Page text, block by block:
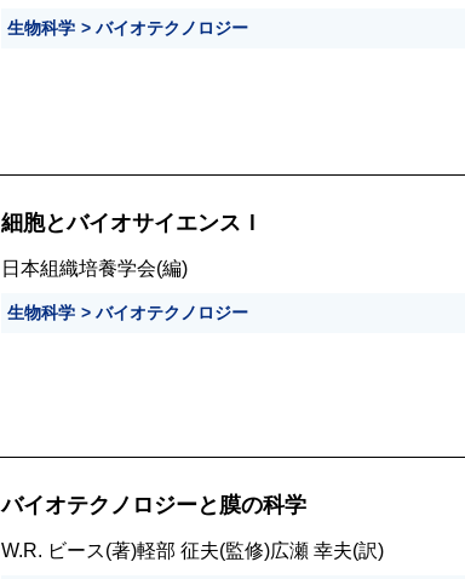
生物科学 バイオテクノロジー
細胞とバイオサイエンスＩ
日本組織培養学会(編)
生物科学 バイオテクノロジー
バイオテクノロジーと膜の科学
W.R. ビース(著)軽部 征夫(監修)広瀬 幸夫(訳)